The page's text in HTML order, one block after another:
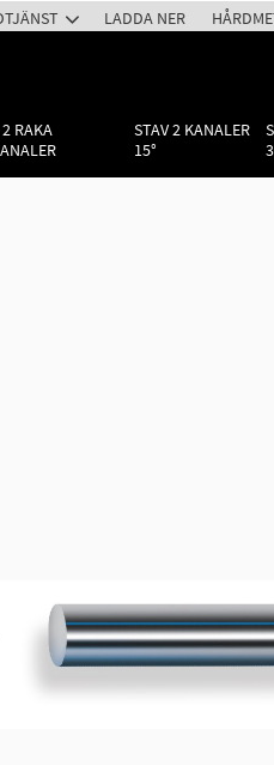
LADDA NER
RAKA
STAV 2 KANALER
15°